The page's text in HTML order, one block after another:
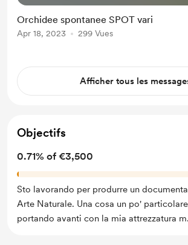
Orchidee spontanee SPOT vari
Apr 18, 2023 299 Vues
Afficher tous les
Objectifs
0.71% of €3,500
Sto lavorando per produrre un
Arte Naturale. Una cosa un po'
portando avanti con la mia attrezzatura m